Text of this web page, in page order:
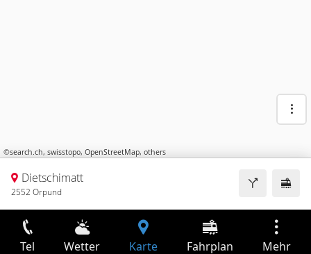
©search.ch, swisstopo, OpenStreetMap, others
Dietschimatt
2552 Orpund
Tel Wetter Karte Fahrplan Mehr